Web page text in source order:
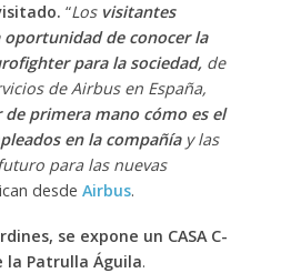
“Losvisitantes
de conocer la
para la sociedad,de
de Airbus en España,
de primera mano cómo es el
en la compañía y las
para las nuevas
desde Airbus.
se expone un CASA C-
la Patrulla Águila.